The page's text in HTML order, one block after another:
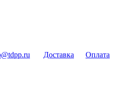
Доставка Оплата